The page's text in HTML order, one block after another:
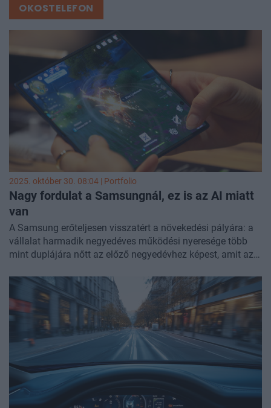
OKOSTELEFON
2025. október 30. 08:04 | Portfolio
Nagy fordulat a Samsungnál, ez is az AI miatt
van
A Samsung erőteljesen visszatért a növekedési pályára: a
vállalat harmadik negyedéves működési nyeresége több
mint duplájára nőtt az előző negyedévhez képest, amit az
hajtott. A dél-koreai technológiai óriás ezzel új lendületet
vett a gyenge chip-piaci időszak után, és optimistán tekint
a mesterséges intelligencia által hajtott jövőbe.
Hasonló témákkal is foglalkozunk következő befektetési
konferenciánkon, november 18-án jön a
Portfolio
Investment Day, ahol a piac legjobb szakértői segítenek
eligazodni a befektetések világában.Jelentkezés itt